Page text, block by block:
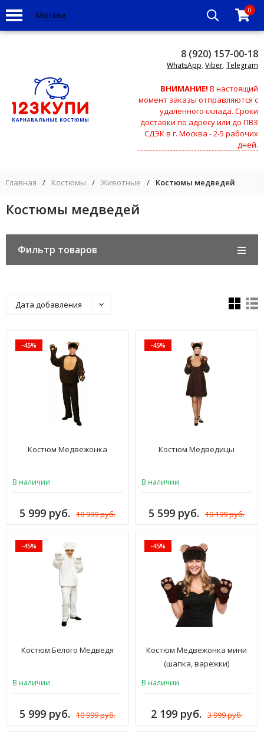
Москва 0
8 (920) 157-00-18
WhatsApp, Viber, Telegram
ВНИМАНИЕ! В настоящий
момент заказы отправляются с
удаленного склада. Сроки
доставки по адресу или до ПВЗ
СДЭК в г. Москва - 2-5 рабочих
дней.
Главная / Костюмы / Животные / Костюмы медведей
Костюмы медведей
Фильтр товаров
Дата добавления
-45%
Костюм Медвежонка
В наличии
5 999 руб. 10 999 руб.
-45%
Костюм Медведицы
В наличии
5 599 руб. 10 199 руб.
-45%
Костюм Белого Медведя
В наличии
5 999 руб. 10 999 руб.
-45%
Костюм Медвежонка мини
(шапка, варежки)
В наличии
2 199 руб. 3 999 руб.